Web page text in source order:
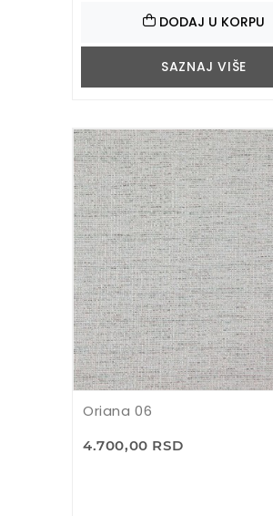
DODAJ U KORPU
SAZNAJ VIŠE
Oriana 06
4.700,00 RSD